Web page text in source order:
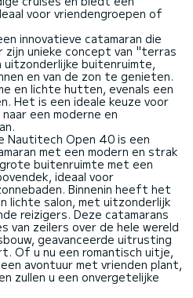
voor vriendengroepen of
innovatieve catamaran die
zijn unieke concept van "terras
buitenruimte,
en van de zon te genieten.
en lichte hutten, evenals een
Het is een ideale keuze voor
een moderne en
Nautitech Open 40 is een
met een modern en strak
buitenruimte met een
ideaal voor
Binnenin heeft het
lichte salon, met uitzonderlijk
reizigers. Deze catamarans
van zeilers over de hele wereld
geavanceerde uitrusting
Of u nu een romantisch uitje,
avontuur met vrienden plant,
zullen u een onvergetelijke